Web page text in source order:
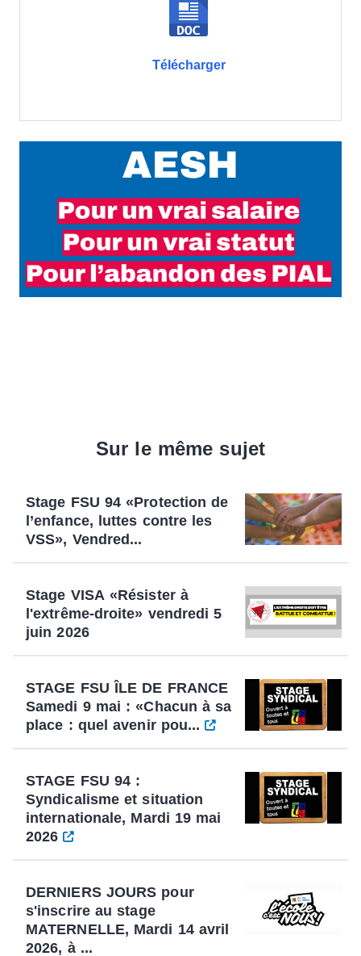
Télécharger
Sur le même sujet
Stage FSU 94 «Protection de
l’enfance, luttes contre les
VSS», Vendred...
Stage VISA «Résister à
l'extrême-droite» vendredi 5
juin 2026
STAGE FSU ÎLE DE FRANCE
Samedi 9 mai : «Chacun à sa
place : quel avenir pou...
STAGE FSU 94 :
Syndicalisme et situation
internationale, Mardi 19 mai
2026
DERNIERS JOURS pour
s'inscrire au stage
MATERNELLE, Mardi 14 avril
2026, à ...